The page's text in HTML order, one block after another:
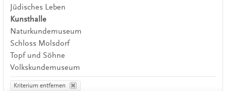
Jüdisches Leben
Kunsthalle
Naturkundemuseum
Schloss Molsdorf
Topf und Söhne
Volkskundemuseum
Kriterium entfernen